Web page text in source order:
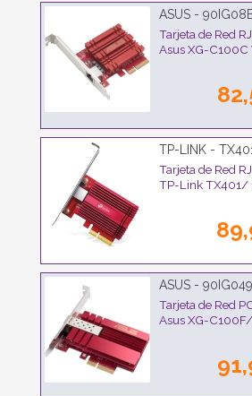
ASUS -
Tarjeta de Red
Asus XG-
TP-LINK -
Tarjeta de Red
TP-Link TX401/
ASUS -
Tarjeta de Red
Asus XG-